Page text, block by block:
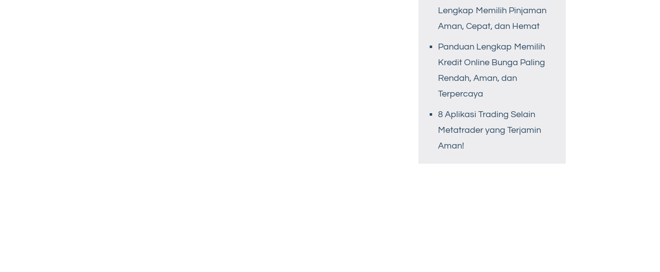
Lengkap Memilih Pinjaman
Aman, Cepat, dan Hemat
Panduan Lengkap Memilih
Kredit Online Bunga Paling
Rendah, Aman, dan
Terpercaya
8 Aplikasi Trading Selain
Metatrader yang Terjamin
Aman!